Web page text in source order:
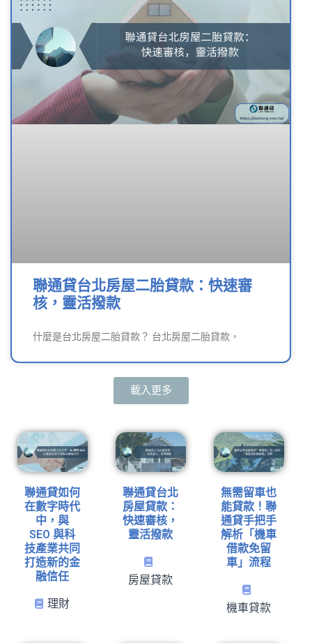
聯通貸台北房屋二胎貸款：快速審
核，靈活撥款
什麼是台北房屋二胎貸款？ 台北房屋二胎貸款，
載入更多
聯通貸如何
在數字時代
中，與
SEO 與科
技產業共同
打造新的金
融信任
理財
聯通貸台北
房屋貸款：
快速審核，
靈活撥款
房屋貸款
無需留車也
能貸款！聯
通貸手把手
解析「機車
借款免留
車」流程
機車貸款